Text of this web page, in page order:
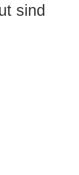
sind